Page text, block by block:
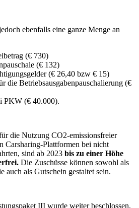
ebenfalls eine ganze Menge an
(€ 730)
(€ 132)
(€ 26,40 bzw € 15)
die Betriebsausgabenpauschalierung (€
PKW (€ 40.000).
die Nutzung CO2-emissionsfreier
Carsharing-Plattformen bei nicht
sind ab 2023 bis zu einer Höhe
Die Zuschüsse können sowohl als
auch als Gutschein gestaltet sein.
III wurde weiter beschlossen,